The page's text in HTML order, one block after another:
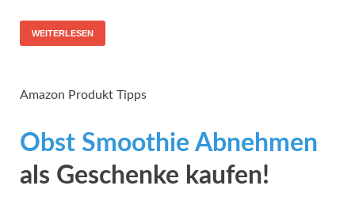
WEITERLESEN
Amazon Produkt Tipps
Obst Smoothie Abnehmen
als Geschenke kaufen!